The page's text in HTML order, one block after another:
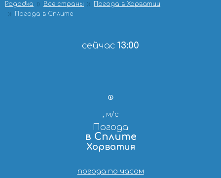
Pogodka Все страны
Погода в Хорватии
Погода в Сплите
сейчас 13:00
, м/с
Погода
в Сплите
Хорватия
погода по часам